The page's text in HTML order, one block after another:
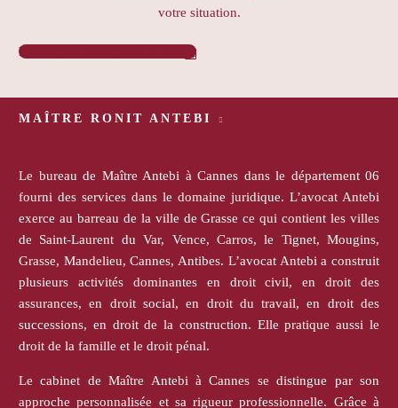
votre situation.
PRENDRE RENDEZ-VOUS 
MAÎTRE RONIT ANTEBI
Le bureau de Maître Antebi à Cannes dans le département 06
fourni des services dans le domaine juridique. L’avocat Antebi
exerce au barreau de la ville de Grasse ce qui contient les villes
de Saint-Laurent du Var, Vence, Carros, le Tignet, Mougins,
Grasse, Mandelieu, Cannes, Antibes. L’avocat Antebi a construit
plusieurs activités dominantes en droit civil, en droit des
assurances, en droit social, en droit du travail, en droit des
successions, en droit de la construction. Elle pratique aussi le
droit de la famille et le droit pénal.
Le cabinet de Maître Antebi à Cannes se distingue par son
approche personnalisée et sa rigueur professionnelle. Grâce à